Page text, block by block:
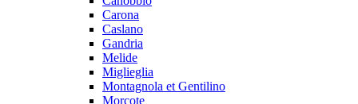
Carona
Caslano
Gandria
Melide
Miglieglia
Montagnola et Gentilino
Morcote